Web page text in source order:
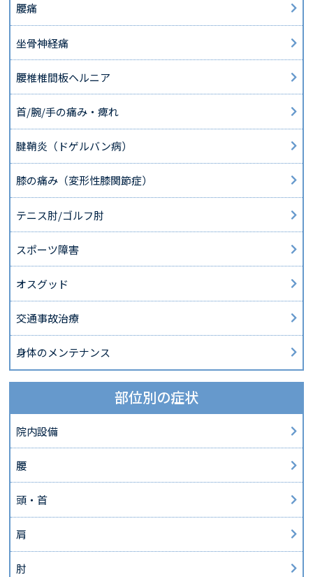
腰痛
坐骨神経痛
腰椎椎間板ヘルニア
首/腕/手の痛み・痺れ
腱鞘炎（ドゲルバン病）
膝の痛み（変形性膝関節症）
テニス肘/ゴルフ肘
スポーツ障害
オスグッド
交通事故治療
身体のメンテナンス
部位別の症状
院内設備
腰
頭・首
肩
肘